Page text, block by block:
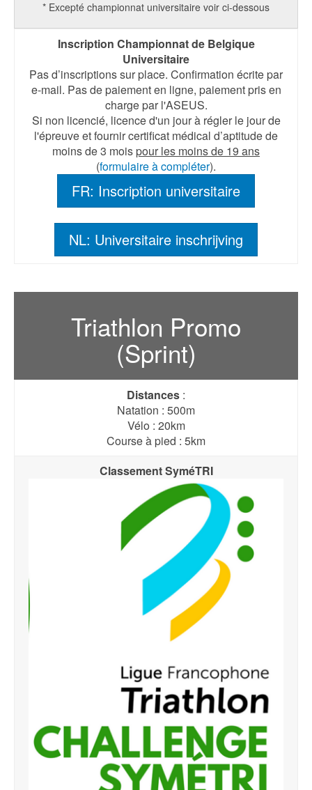
* Excepté championnat universitaire voir ci-dessous
Inscription Championnat de Belgique
Universitaire
Pas d’inscriptions sur place. Confirmation écrite par
e-mail. Pas de paiement en ligne, paiement pris en
charge par l'ASEUS.
Si non licencié, licence d'un jour à régler le jour de
l'épreuve et fournir certificat médical d’aptitude de
moins de 3 mois pour les moins de 19 ans
(formulaire à compléter).
FR: Inscription universitaire
NL: Universitaire inschrijving
Triathlon Promo
(Sprint)
Distances :
Natation : 500m
Vélo : 20km
Course à pied : 5km
Classement SyméTRI